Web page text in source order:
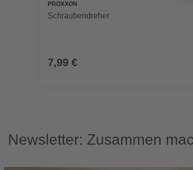
PROXXON
Schraubendreher
7,99 €
Newsletter: Zusammen